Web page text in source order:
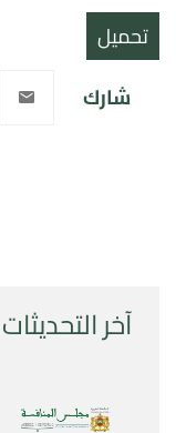
آخر التحديثات
تحميل
شارك